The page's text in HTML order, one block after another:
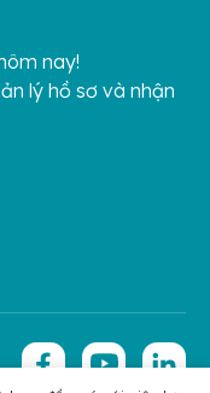
nay!
lý hồ sơ và nhận